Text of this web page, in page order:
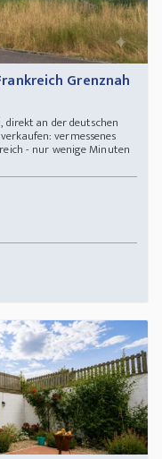
Grenznah
direkt an der deutschen
vermessenes
- nur wenige Minuten